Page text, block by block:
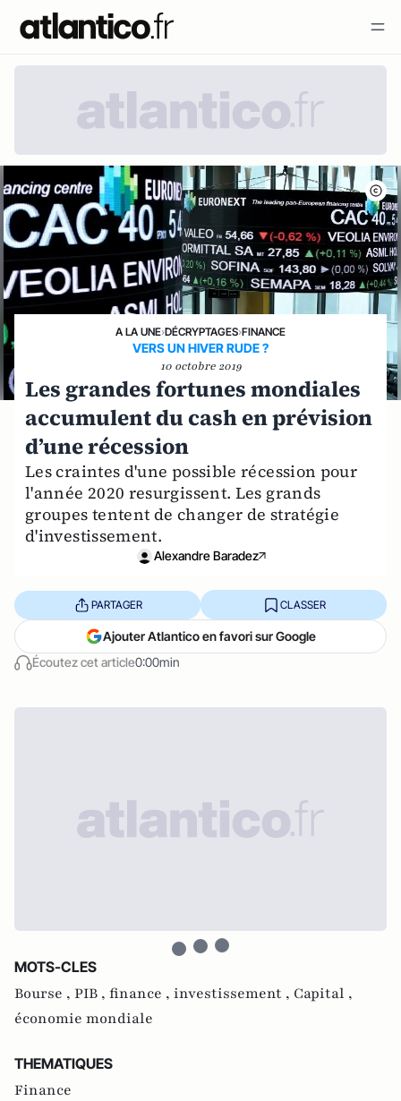
A LA UNE›DÉCRYPTAGES›FINANCE
VERS UN HIVER RUDE ?
10 octobre 2019
Les grandes fortunes mondiales
accumulent du cash en prévision
d’une récession
Les craintes d'une possible récession pour
l'année 2020 resurgissent. Les grands
groupes tentent de changer de stratégie
d'investissement.
Alexandre Baradez
Écoutez cet article0:00min
PARTAGER CLASSER
Ajouter Atlantico en favori sur Google
MOTS-CLES
Bourse , PIB , finance , investissement , Capital ,
économie mondiale
THEMATIQUES
Finance